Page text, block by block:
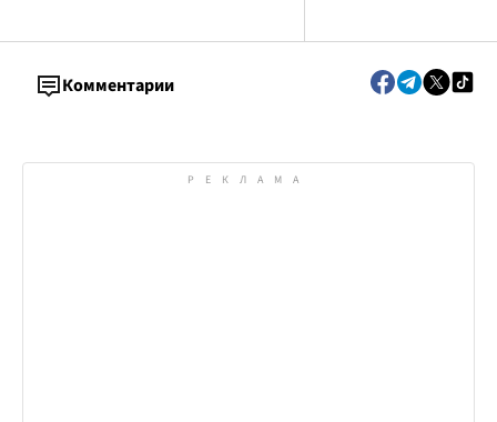
Комментарии